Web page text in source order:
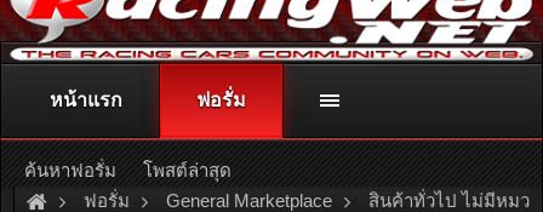
ติดต่อลงโฆษณา racingweb@gmail.comหรือโทร. 081-811-1138
หรืออ่านรายละเอียดเพิ่มเติม คลิกที่นี่
ฟอรั่ม General Marketplace สินค้าทั่วไป ไม่มีหมว
หน้าแรก ฟอรั่ม
ค้นหาฟอรั่ม โพสต์ล่าสุด